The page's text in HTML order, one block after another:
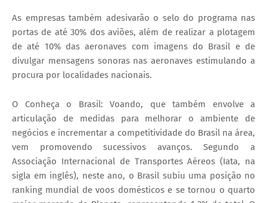
As empresas também adesivarão o selo do programa nas
portas de até 30% dos aviões, além de realizar a plotagem
de até 10% das aeronaves com imagens do Brasil e de
divulgar mensagens sonoras nas aeronaves estimulando a
procura por localidades nacionais.
O Conheça o Brasil: Voando, que também envolve a
articulação de medidas para melhorar o ambiente de
negócios e incrementar a competitividade do Brasil na área,
vem promovendo sucessivos avanços. Segundo a
Associação Internacional de Transportes Aéreos (Iata, na
sigla em inglês), neste ano, o Brasil subiu uma posição no
ranking mundial de voos domésticos e se tornou o quarto